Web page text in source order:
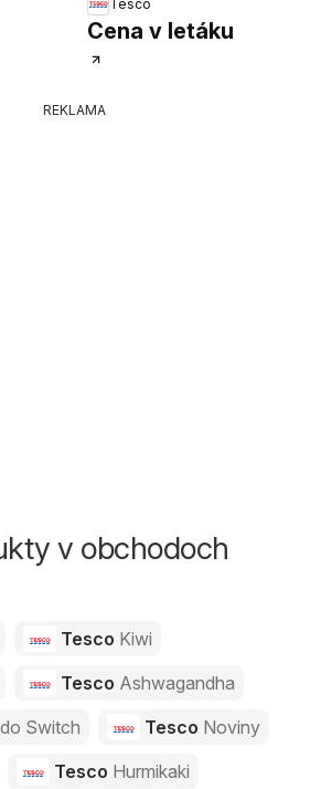
Tesco
Cena v letáku
REKLAMA
v obchodoch
Tesco Kiwi
Tesco Ashwagandha
Switch Tesco Noviny
Tesco Hurmikaki